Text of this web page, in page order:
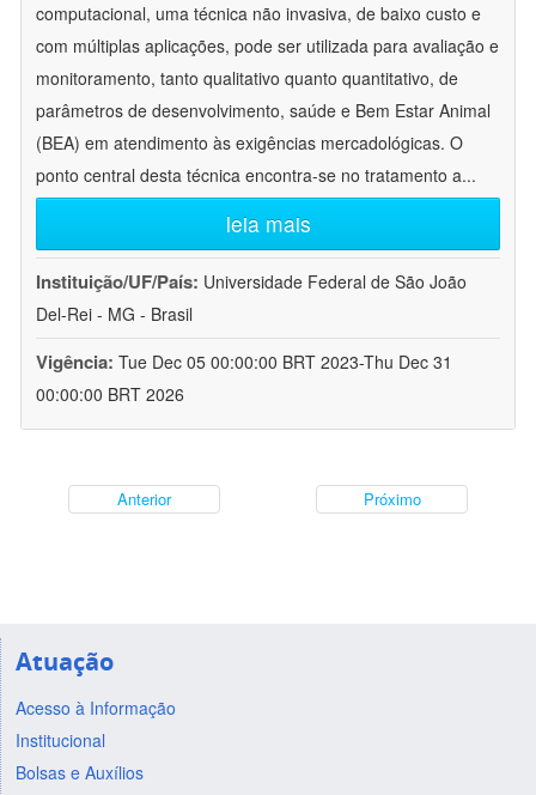
computacional, uma técnica não invasiva, de baixo custo e
com múltiplas aplicações, pode ser utilizada para avaliação e
monitoramento, tanto qualitativo quanto quantitativo, de
parâmetros de desenvolvimento, saúde e Bem Estar Animal
(BEA) em atendimento às exigências mercadológicas. O
ponto central desta técnica encontra-se no tratamento a...
leia mais
Instituição/UF/País: Universidade Federal de São João
Del-Rei - MG - Brasil
Vigência: Tue Dec 05 00:00:00 BRT 2023-Thu Dec 31
00:00:00 BRT 2026
Anterior Próximo
Atuação
Acesso à Informação
Institucional
Bolsas e Auxílios